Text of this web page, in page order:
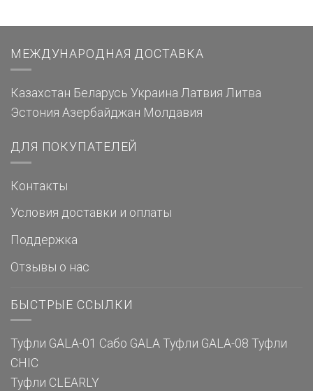
МЕЖДУНАРОДНАЯ ДОСТАВКА
Казахстан Беларусь Украина Латвия Литва
Эстония Азербайджан Молдавия
ДЛЯ ПОКУПАТЕЛЕЙ
Контакты
Условия доставки и оплаты
Поддержка
Отзывы о нас
БЫСТРЫЕ ССЫЛКИ
Туфли GALA-01 Сабо GALA Туфли GALA-08 Туфли
CHIC
Туфли CLEARLY